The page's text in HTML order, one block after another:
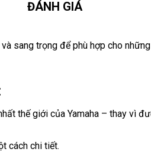
ĐÁNH GIÁ
sang trọng để phù hợp cho
thế giới của Yamaha – thay vì
cách chi tiết.